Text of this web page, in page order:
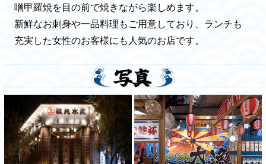
噌甲羅焼を目の前で焼きながら楽しめます。
新鮮なお刺身や一品料理もご用意しており、ランチも
充実した女性のお客様にも人気のお店です。